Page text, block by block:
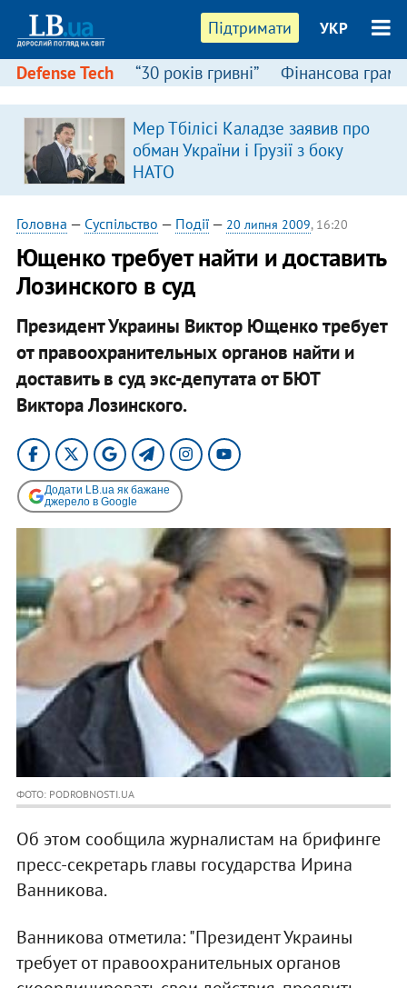
Підтримати УКР
Defense Tech “30 років гривні” Фінансова
Мер Тбілісі Каладзе заявив про
обман України і Грузії з боку
НАТО
Головна — Суспільство — Події— 20 липня 2009, 16:20
Ющенко требует найти и доставить
Лозинского в суд
Президент Украины Виктор Ющенко требует
от правоохранительных органов найти и
доставить в суд экс-депутата от БЮТ
Виктора Лозинского.
Додати LB.ua як бажане
джерело в Google
ФОТО: PODROBNOSTI.UA
Об этом сообщила журналистам на брифинге
пресс-секретарь главы государства Ирина
Ванникова.
Ванникова отметила: "Президент Украины
требует от правоохранительных органов